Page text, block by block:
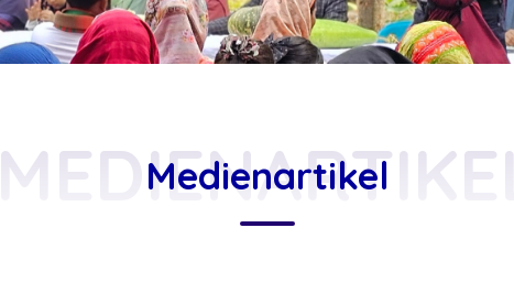
Medienartikel
MEDIENARTIKEL